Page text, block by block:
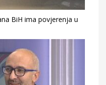
BiH ima povjerenja u